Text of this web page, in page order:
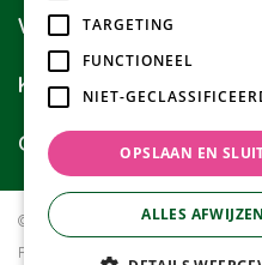
Wie zijn wij?
Klanten geven ons
Contact
© Tuincollectie.nl
Privacy policy
TARGETING
FUNCTIONEEL
NIET-
OPSLAAN EN
ALLES AFWIJZEN